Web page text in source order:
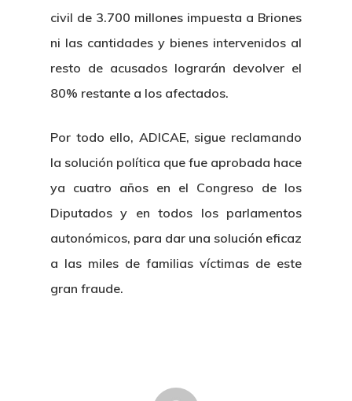
civil de 3.700 millones impuesta a Briones
ni las cantidades y bienes intervenidos al
resto de acusados lograrán devolver el
80% restante a los afectados.
Por todo ello, ADICAE, sigue reclamando
la solución política que fue aprobada hace
ya cuatro años en el Congreso de los
Diputados y en todos los parlamentos
autonómicos, para dar una solución eficaz
a las miles de familias víctimas de este
gran fraude.